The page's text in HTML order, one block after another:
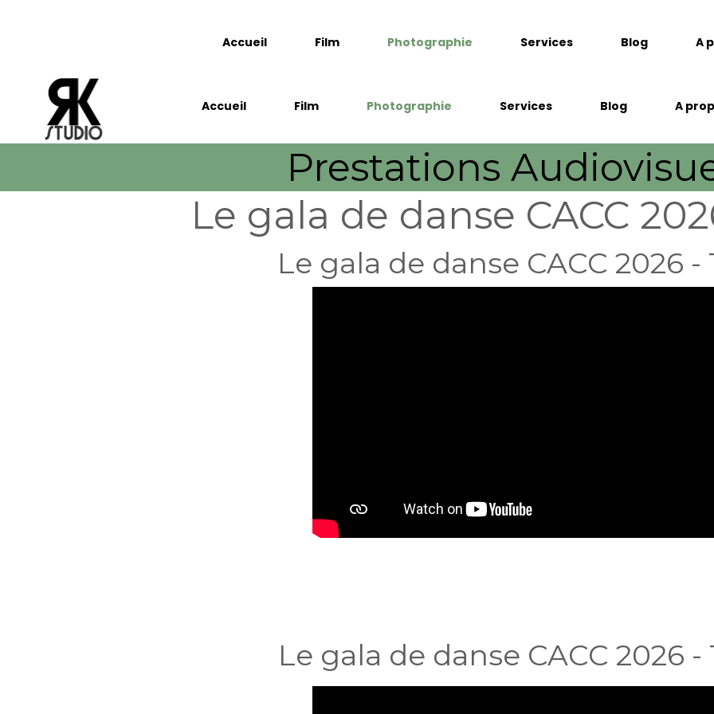
Accueil Film Photographie Services Blog A
Accueil Film Photographie Services Blog A
Prestations
Le gala de danse CACC
Le gala de danse CACC 2026 -
Le gala de danse CACC 2026 -